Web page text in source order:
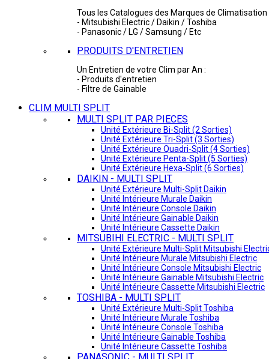
Tous les Catalogues des Marques de Climatisation
- Mitsubishi Electric / Daikin / Toshiba
- Panasonic / LG / Samsung / Etc
PRODUITS D'ENTRETIEN
Un Entretien de votre Clim par An :
- Produits d'entretien
- Filtre de Gainable
CLIM MULTI SPLIT
MULTI SPLIT PAR PIECES
Unité Extérieure Bi-Split (2 Sorties)
Unité Extérieure Tri-Split (3 Sorties)
Unité Extérieure Quadri-Split (4 Sorties)
Unité Extérieure Penta-Split (5 Sorties)
Unité Extérieure Hexa-Split (6 Sorties)
DAIKIN - MULTI SPLIT
Unité Extérieure Multi-Split Daikin
Unité Intérieure Murale Daikin
Unité Intérieure Console Daikin
Unité Intérieure Gainable Daikin
Unité Intérieure Cassette Daikin
MITSUBIHI ELECTRIC - MULTI SPLIT
Unité Extérieure Multi-Split Mitsubishi
Unité Intérieure Murale Mitsubishi Electric
Unité Intérieure Console Mitsubishi Electric
Unité Intérieure Gainable Mitsubishi Electric
Unité Intérieure Cassette Mitsubishi Electric
TOSHIBA - MULTI SPLIT
Unité Extérieure Multi-Split Toshiba
Unité Intérieure Murale Toshiba
Unité Intérieure Console Toshiba
Unité Intérieure Gainable Toshiba
Unité Intérieure Cassette Toshiba